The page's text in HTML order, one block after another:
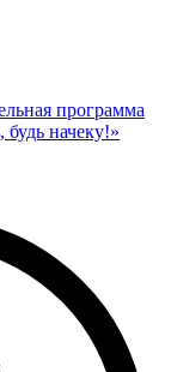
программа
начеку!»